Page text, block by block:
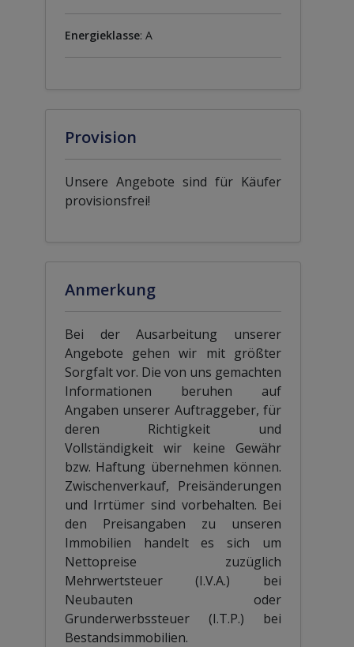
Energieklasse: A
Provision
Unsere Angebote sind für Käufer
provisionsfrei!
Anmerkung
Bei der Ausarbeitung unserer
Angebote gehen wir mit größter
Sorgfalt vor. Die von uns gemachten
Informationen beruhen auf
Angaben unserer Auftraggeber, für
deren Richtigkeit und
Vollständigkeit wir keine Gewähr
bzw. Haftung übernehmen können.
Zwischenverkauf, Preisänderungen
und Irrtümer sind vorbehalten. Bei
den Preisangaben zu unseren
Immobilien handelt es sich um
Nettopreise zuzüglich
Mehrwertsteuer (I.V.A.) bei
Neubauten oder
Grunderwerbssteuer (I.T.P.) bei
Bestandsimmobilien.